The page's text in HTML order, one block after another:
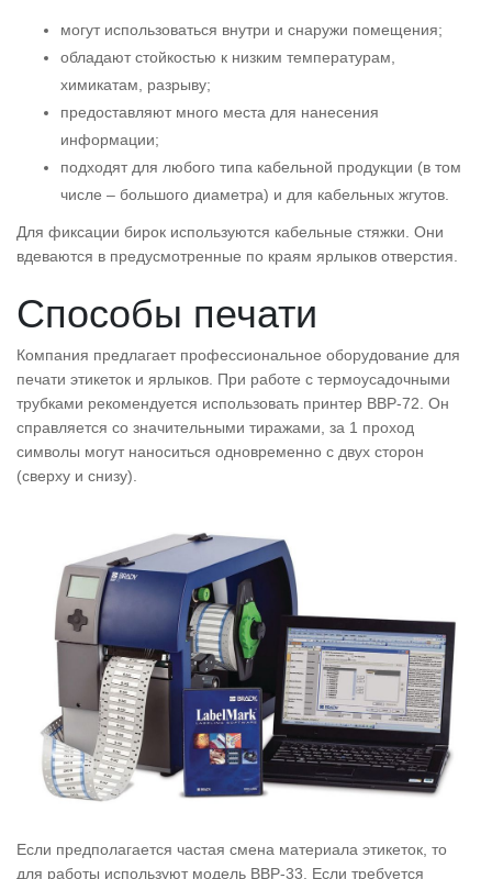
могут использоваться внутри и снаружи помещения;
обладают стойкостью к низким температурам,
химикатам, разрыву;
предоставляют много места для нанесения
информации;
подходят для любого типа кабельной продукции (в том
числе – большого диаметра) и для кабельных жгутов.
Для фиксации бирок используются кабельные стяжки. Они
вдеваются в предусмотренные по краям ярлыков отверстия.
Способы печати
Компания предлагает профессиональное оборудование для
печати этикеток и ярлыков. При работе с термоусадочными
трубками рекомендуется использовать принтер BBP-72. Он
справляется со значительными тиражами, за 1 проход
символы могут наноситься одновременно с двух сторон
(сверху и снизу).
Если предполагается частая смена материала этикеток, то
для работы используют модель BBР-33. Если требуется